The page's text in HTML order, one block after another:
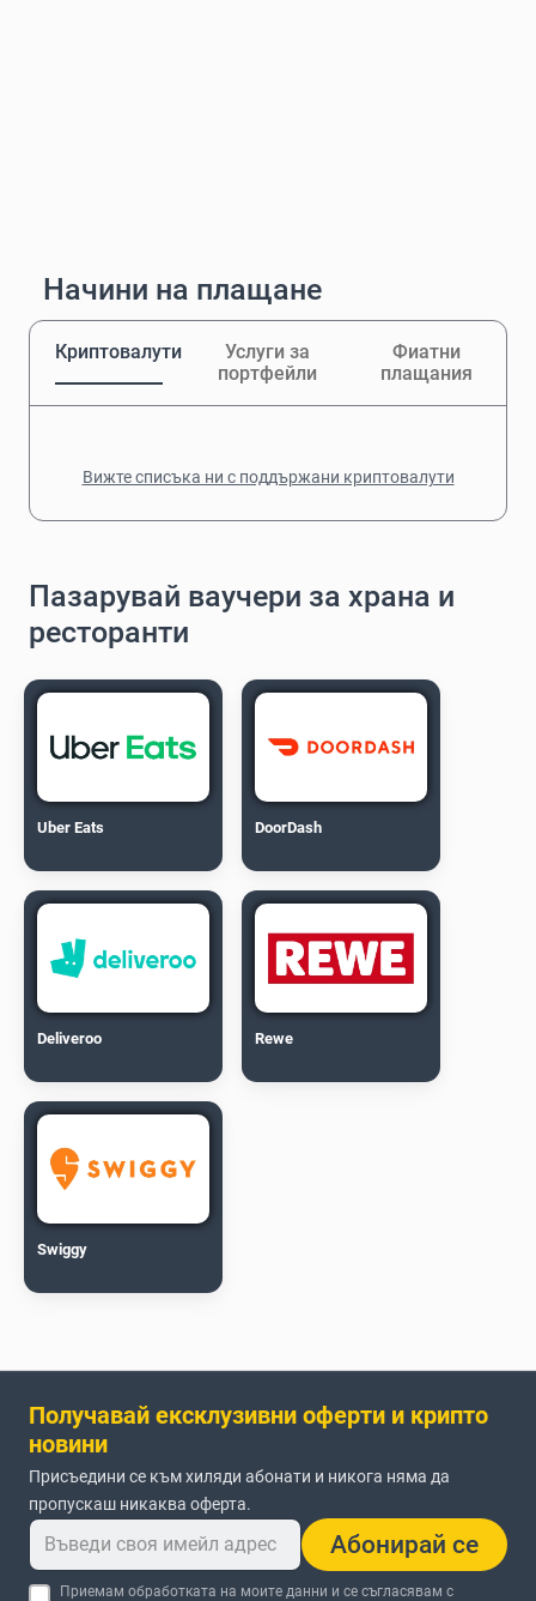
Начини на плащане
Криптовалути
Услуги за
портфейли
Фиатни
плащания
Вижте списъка ни с поддържани криптовалути
Пазарувай ваучери за храна и
ресторанти
Uber Eats DoorDash
Deliveroo Rewe
Swiggy
Получавай ексклузивни оферти и крипто
новини
Присъедини се към хиляди абонати и никога няма да
пропускаш никаква оферта.
Абонирай се
Приемам обработката на моите данни и се съгласявам с